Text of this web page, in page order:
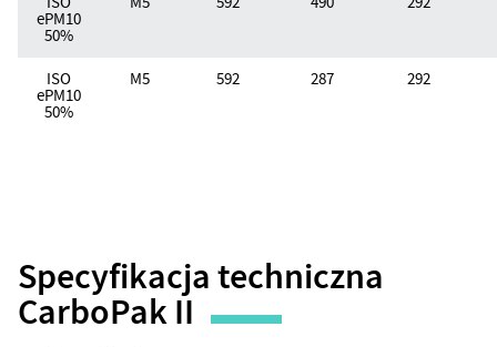
ePM10
50%
ISO
ePM10
50%
M5 592 287 292
Specyfikacja techniczna
CarboPak II